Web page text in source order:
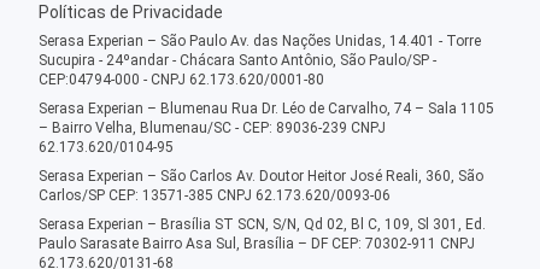
Políticas de Privacidade
Serasa Experian – São Paulo Av. das Nações Unidas, 14.401 - Torre
Sucupira - 24ºandar - Chácara Santo Antônio, São Paulo/SP -
CEP:04794-000 - CNPJ 62.173.620/0001-80
Serasa Experian – Blumenau Rua Dr. Léo de Carvalho, 74 – Sala 1105
– Bairro Velha, Blumenau/SC - CEP: 89036-239 CNPJ
62.173.620/0104-95
Serasa Experian – São Carlos Av. Doutor Heitor José Reali, 360, São
Carlos/SP CEP: 13571-385 CNPJ 62.173.620/0093-06
Serasa Experian – Brasília ST SCN, S/N, Qd 02, Bl C, 109, Sl 301, Ed.
Paulo Sarasate Bairro Asa Sul, Brasília – DF CEP: 70302-911 CNPJ
62.173.620/0131-68